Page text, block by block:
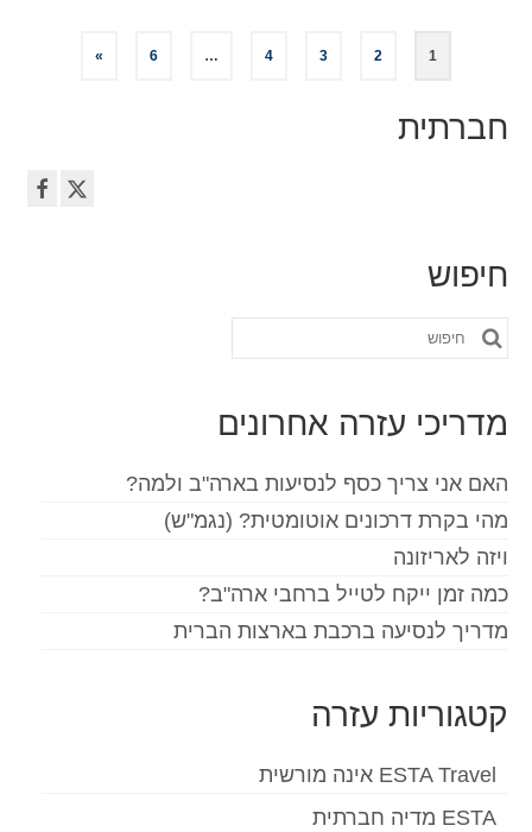
Posts
pagination
1
2
3
4
…
6
»
חברתית
חיפוש
חפש
מדריכי עזרה אחרונים
האם אני צריך כסף לנסיעות בארה"ב ולמה?
מהי בקרת דרכונים אוטומטית? (נגמ"ש)
ויזה לאריזונה
כמה זמן ייקח לטייל ברחבי ארה"ב?
מדריך לנסיעה ברכבת בארצות הברית
קטגוריות עזרה
ESTA Travel אינה מורשית
ESTA מדיה חברתית